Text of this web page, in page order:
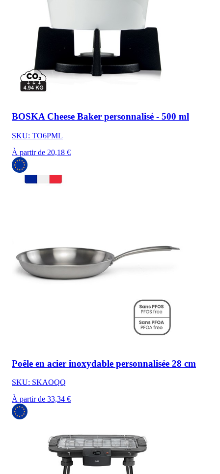
BOSKA Cheese Baker personnalisé - 500 ml
SKU: TO6PML
À partir de 20,18 €
Poêle en acier inoxydable personnalisée 28 cm
SKU: SKAOQQ
À partir de 33,34 €